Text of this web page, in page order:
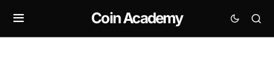
Coin Academy